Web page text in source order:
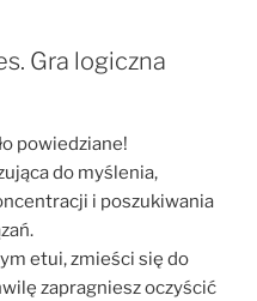
Gra logiczna
powiedziane!
do myślenia,
i poszukiwania
etui, zmieści się do
zapragniesz oczyścić